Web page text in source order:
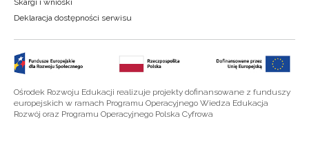
Skargi i wnioski
Deklaracja dostępności serwisu
Ośrodek Rozwoju Edukacji realizuje projekty dofinansowane z funduszy
europejskich w ramach Programu Operacyjnego Wiedza Edukacja
Rozwój oraz Programu Operacyjnego Polska Cyfrowa